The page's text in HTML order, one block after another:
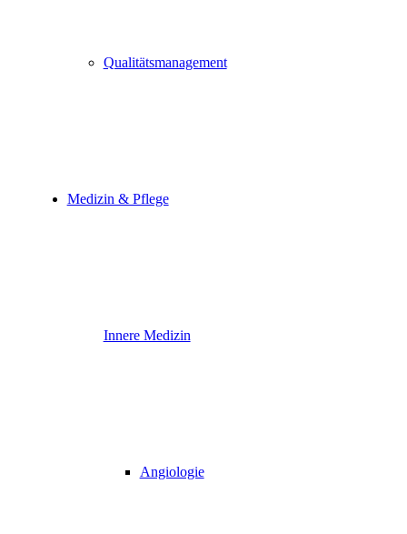
Qualitätsmanagement
Medizin & Pflege
Innere Medizin
Angiologie